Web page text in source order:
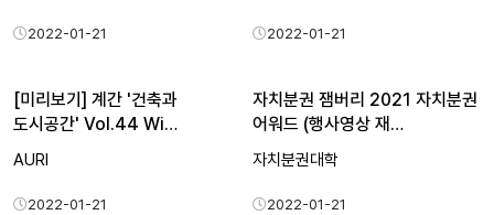
2022-01-21 2022-01-21
[미리보기] 계간 '건축과
도시공간' Vol.44 Wi…
AURI
2022-01-21
자치분권 잼버리 2021 자치분권
어워드 (행사영상 재…
자치분권대학
2022-01-21